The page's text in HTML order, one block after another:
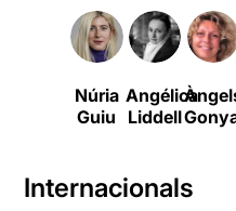
Núria
Guiu
Angélica
Liddell
Internacionals